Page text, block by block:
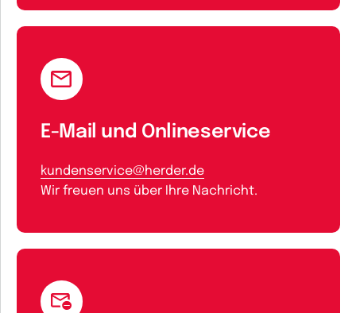
E-Mail und Onlineservice
kundenservice@herder.de
Wir freuen uns über Ihre Nachricht.